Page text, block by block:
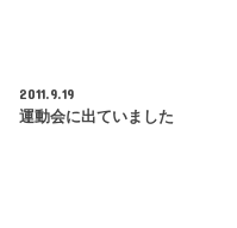
2011.9.19
運動会に出ていました